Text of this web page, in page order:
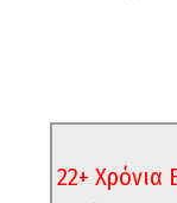
22+